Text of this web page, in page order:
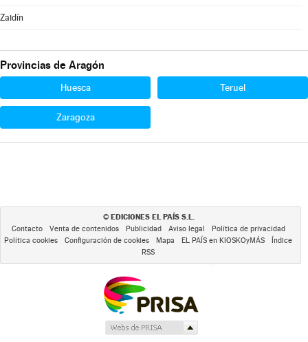
Zaidín
Provincias de Aragón
Huesca Teruel
Zaragoza
© EDICIONES EL PAÍS S.L.
Contacto Venta de contenidos Publicidad Aviso legal
Política de privacidad
Política cookies
Configuración de cookies Mapa EL PAÍS en KIOSKOyMÁS
Índice
RSS